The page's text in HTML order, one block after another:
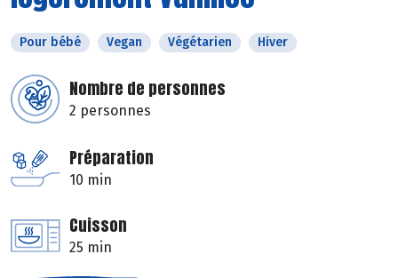
Pour bébé Vegan Végétarien Hiver
Nombre de personnes
2 personnes
Préparation
10 min
Cuisson
25 min